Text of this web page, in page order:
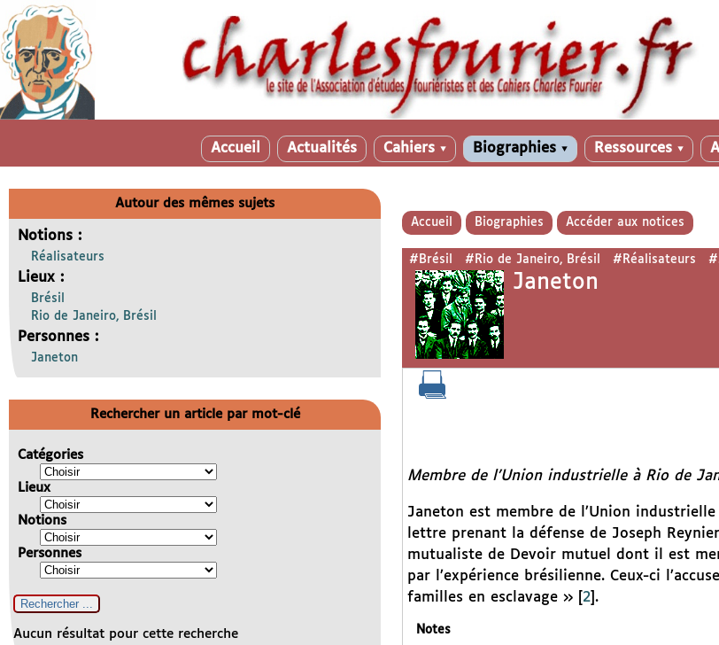
Accueil Actualités Cahiers ▼ Biographies ▼ Ressources ▼
Accueil Biographies Accéder aux notices
#Brésil #Rio de Janeiro, Brésil #Réalisateurs
Janeton
Membre de l’Union industrielle à Rio de
Janeton est membre de l’Union
lettre prenant la défense de Joseph Reynier
mutualiste de Devoir mutuel dont il est
par l’expérience brésilienne. Ceux-ci
familles en esclavage »[ 2] .
Notes
Autour des mêmes sujets
Notions :
Réalisateurs
Lieux :
Brésil
Rio de Janeiro, Brésil
Personnes :
Janeton
Rechercher un article par mot-clé
Catégories
Lieux
Notions
Personnes
Aucun résultat pour cette recherche